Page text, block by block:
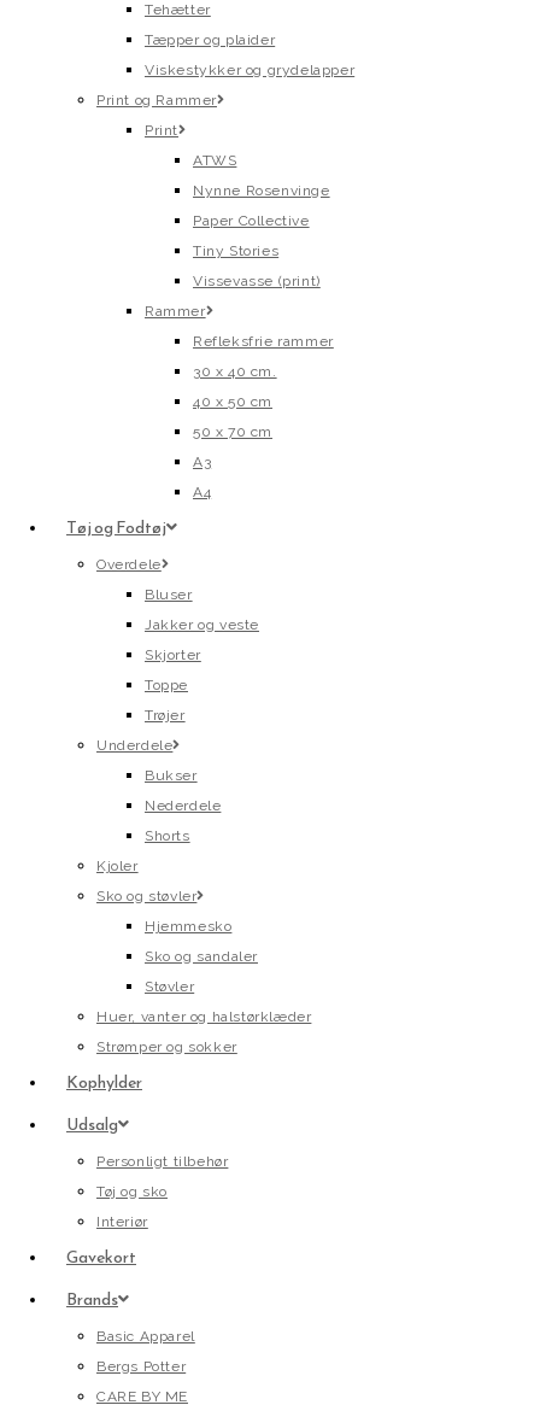
Tehætter
Tæpper og plaider
Viskestykker og grydelapper
Print og Rammer
Print
ATWS
Nynne Rosenvinge
Paper Collective
Tiny Stories
Vissevasse (print)
Rammer
Refleksfrie rammer
30 x 40 cm.
40 x 50 cm
50 x 70 cm
A3
A4
Tøj og Fodtøj
Overdele
Bluser
Jakker og veste
Skjorter
Toppe
Trøjer
Underdele
Bukser
Nederdele
Shorts
Kjoler
Sko og støvler
Hjemmesko
Sko og sandaler
Støvler
Huer, vanter og halstørklæder
Strømper og sokker
Kophylder
Udsalg
Personligt tilbehør
Tøj og sko
Interiør
Gavekort
Brands
Basic Apparel
Bergs Potter
CARE BY ME